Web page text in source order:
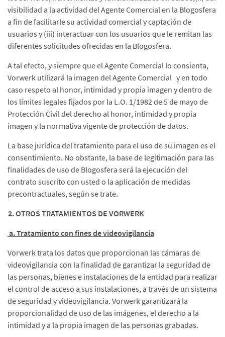
visibilidad a la actividad del Agente Comercial en la Blogosfera
a fin de facilitarle su actividad comercial y captación de
usuarios y (iii) interactuar con los usuarios que le remitan las
diferentes solicitudes ofrecidas en la Blogosfera.
A tal efecto, y siempre que el Agente Comercial lo consienta,
Vorwerk utilizará la imagen del Agente Comercial y en todo
caso respeto al honor, intimidad y propia imagen y dentro de
los límites legales fijados por la L.O. 1/1982 de 5 de mayo de
Protección Civil del derecho al honor, intimidad y propia
imagen y la normativa vigente de protección de datos.
La base jurídica del tratamiento para el uso de su imagen es el
consentimiento. No obstante, la base de legitimación para las
finalidades de uso de Blogosfera será la ejecución del
contrato suscrito con usted o la aplicación de medidas
precontractuales, según se trate.
2. OTROS TRATAMIENTOS DE VORWERK
a. Tratamiento con fines de videovigilancia
Vorwerk trata los datos que proporcionan las cámaras de
videovigilancia con la finalidad de garantizar la seguridad de
las personas, bienes e instalaciones de la entidad para realizar
el control de acceso a sus instalaciones, a través de un sistema
de seguridad y videovigilancia. Vorwerk garantizará la
proporcionalidad de uso de las imágenes, el derecho a la
intimidad y a la propia imagen de las personas grabadas.